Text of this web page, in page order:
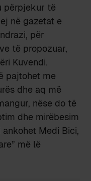
përpjekur të
në gazetat e
për
të propozuar,
Kuvendi.
pajtohet me
dhe aq më
nëse do të
dhe mirëbesim
Medi Bici,
më lë